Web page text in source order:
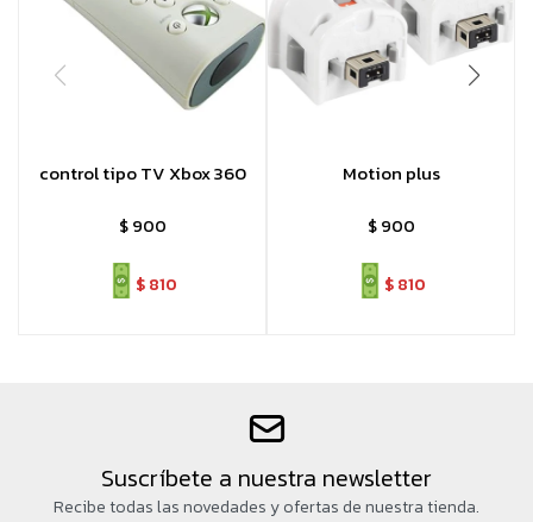
control tipo TV Xbox 360
$ 900
$810
Motion plus
$ 900
$810
Suscríbete a nuestra newsletter
Recibe todas las novedades y ofertas de nuestra tienda.